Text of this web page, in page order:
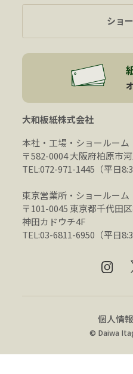
大和板紙株式会社
本社・工場・ショールーム
〒582-0004 大阪府柏原市
TEL:072-971-1445（平日
東京営業所・ショールーム
〒101-0045 東京都千代田
神田カドウチ4F
TEL:03-6811-6950（平日
ショ
個人情
© Daiwa